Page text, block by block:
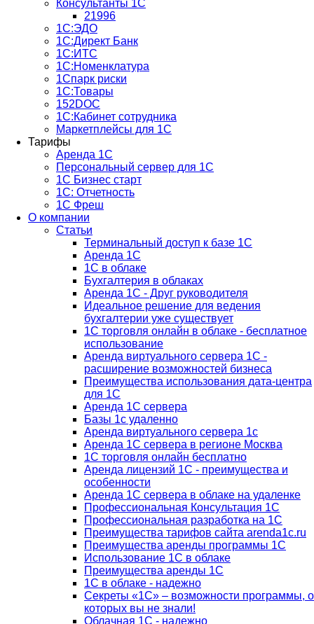
Консультанты 1С
21996
1С:ЭДО
1С:Директ Банк
1С:ИТС
1С:Номенклатура
1Спарк риски
1С:Товары
152DOC
1С:Кабинет сотрудника
Маркетплейсы для 1С
Тарифы
Аренда 1С
Персональный сервер для 1С
1С Бизнес старт
1С: Отчетность
1C Фреш
О компании
Статьи
Терминальный доступ к базе 1С
Аренда 1С
1С в облаке
Бухгалтерия в облаках
Аренда 1С - Друг руководителя
Идеальное решение для ведения
бухгалтерии уже существует
1С торговля онлайн в облаке - бесплатное
использование
Аренда виртуального сервера 1С -
расширение возможностей бизнеса
Преимущества использования дата-центра
для 1С
Аренда 1С сервера
Базы 1с удаленно
Аренда виртуального сервера 1с
Аренда 1С сервера в регионе Москва
1С торговля онлайн бесплатно
Аренда лицензий 1С - преимущества и
особенности
Аренда 1С сервера в облаке на удаленке
Профессиональная Консультация 1С
Профессиональная разработка на 1С
Преимущества тарифов сайта arenda1c.ru
Преимущества аренды программы 1С
Использование 1С в облаке
Преимущества аренды 1С
1С в облаке - надежно
Секреты «1С» – возможности программы, о
которых вы не знали!
Облачная 1С - надежно